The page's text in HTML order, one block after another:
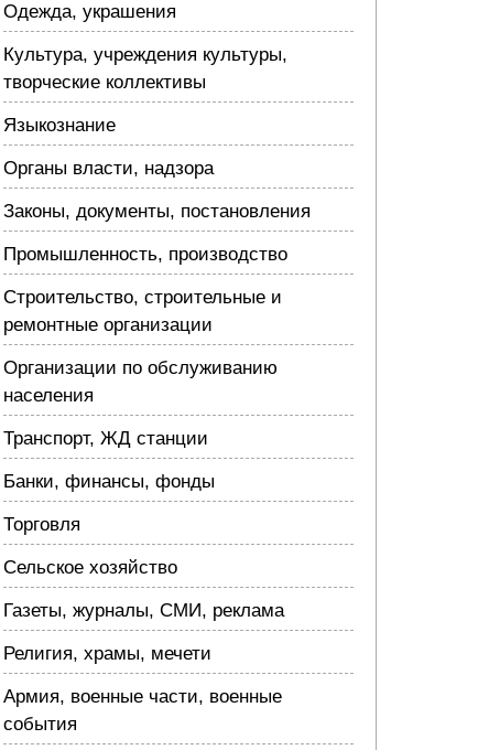
Одежда, украшения
Культура, учреждения культуры,
творческие коллективы
Языкознание
Органы власти, надзора
Законы, документы, постановления
Промышленность, производство
Строительство, строительные и
ремонтные организации
Организации по обслуживанию
населения
Транспорт, ЖД станции
Банки, финансы, фонды
Торговля
Сельское хозяйство
Газеты, журналы, СМИ, реклама
Религия, храмы, мечети
Армия, военные части, военные
события